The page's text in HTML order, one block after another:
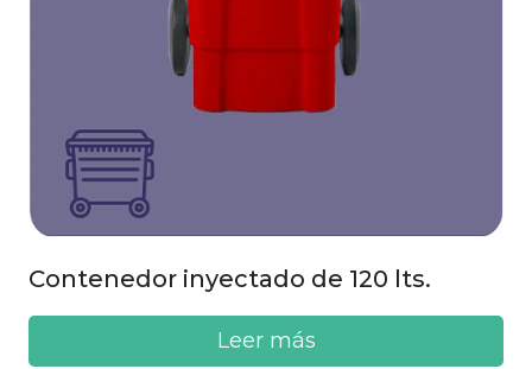
Contenedor inyectado de 120 lts.
Leer más